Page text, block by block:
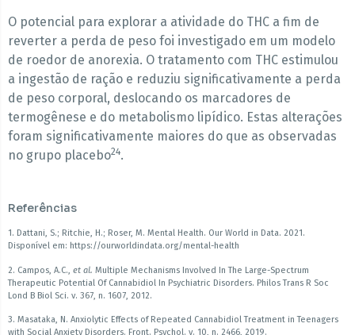
O potencial para explorar a atividade do THC a fim de
reverter a perda de peso foi investigado em um modelo
de roedor de anorexia. O tratamento com THC estimulou
a ingestão de ração e reduziu significativamente a perda
de peso corporal, deslocando os marcadores de
termogênese e do metabolismo lipídico. Estas alterações
foram significativamente maiores do que as observadas
no grupo placebo24.
Referências
1. Dattani, S.; Ritchie, H.; Roser, M. Mental Health. Our World in Data. 2021.
Disponível em: https://ourworldindata.org/mental-health
2. Campos, A.C., et al. Multiple Mechanisms Involved In The Large-Spectrum
Therapeutic Potential Of Cannabidiol In Psychiatric Disorders. Philos Trans R Soc
Lond B Biol Sci. v. 367, n. 1607, 2012.
3. Masataka, N. Anxiolytic Effects of Repeated Cannabidiol Treatment in Teenagers
with Social Anxiety Disorders. Front. Psychol. v. 10, n. 2466, 2019.